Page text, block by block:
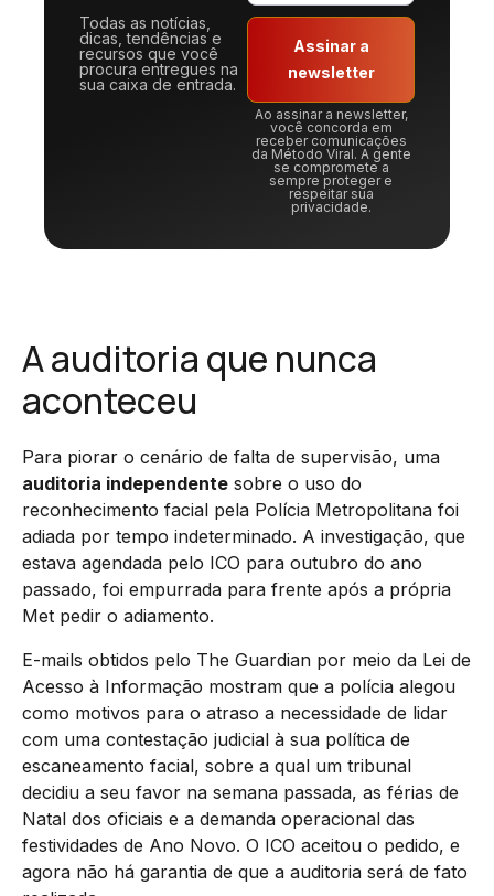
Todas as notícias,
dicas, tendências e
recursos que você
procura entregues na
sua caixa de entrada.
Assinar a
newsletter
Ao assinar a newsletter,
você concorda em
receber comunicações
da Método Viral. A gente
se compromete a
sempre proteger e
respeitar sua
privacidade.
A auditoria que nunca
aconteceu
Para piorar o cenário de falta de supervisão, uma
auditoria independente sobre o uso do
reconhecimento facial pela Polícia Metropolitana foi
adiada por tempo indeterminado. A investigação, que
estava agendada pelo ICO para outubro do ano
passado, foi empurrada para frente após a própria
Met pedir o adiamento.
E-mails obtidos pelo The Guardian por meio da Lei de
Acesso à Informação mostram que a polícia alegou
como motivos para o atraso a necessidade de lidar
com uma contestação judicial à sua política de
escaneamento facial, sobre a qual um tribunal
decidiu a seu favor na semana passada, as férias de
Natal dos oficiais e a demanda operacional das
festividades de Ano Novo. O ICO aceitou o pedido, e
agora não há garantia de que a auditoria será de fato